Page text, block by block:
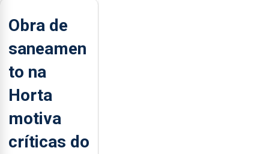
Obra de
saneamen
to na
Horta
motiva
críticas do